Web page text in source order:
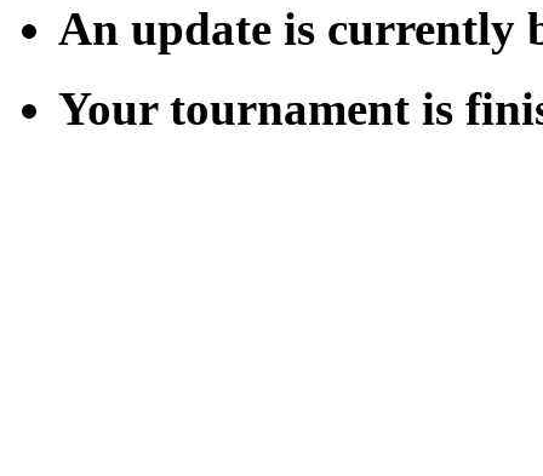
An update is currently
Your tournament is